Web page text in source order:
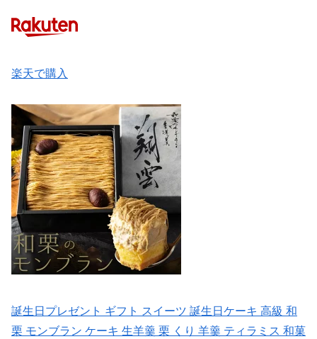
楽天で購入
誕生日プレゼント ギフト スイーツ 誕生日ケーキ 高級 和
栗 モンブラン ケーキ 生羊羹 栗 くり 羊羹 ティラミス 和菓